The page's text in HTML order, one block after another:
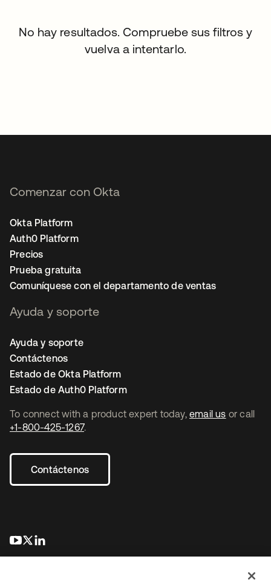
No hay resultados. Compruebe sus filtros y
vuelva a intentarlo.
To connect with a product expert today, email us or call
+1-800-425-1267.
Contáctenos
se abre en una pestaña nueva
se abre en una pestaña nueva
Comenzar con Okta
Okta Platform
Auth0 Platform
Precios
Prueba gratuita
Comuníquese con el departamento de ventas
Ayuda y soporte
Ayuda y soporte
Contáctenos
Estado de Okta Platform
Estado de Auth0 Platform